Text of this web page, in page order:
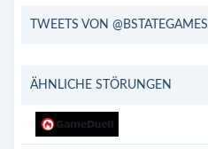
TWEETS VON @BSTATEGAMES
ÄHNLICHE STÖRUNGEN